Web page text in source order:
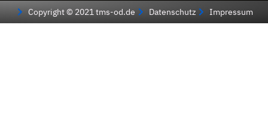
Copyright © 2021 tms-od.de Datenschutz Impressum